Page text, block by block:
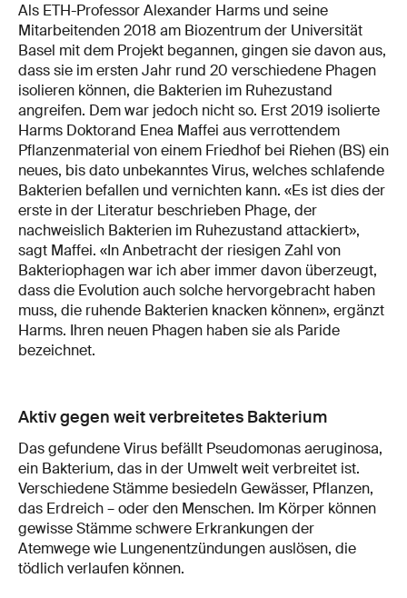
Als ETH-Professor Alexander Harms und seine
Mitarbeitenden 2018 am Biozentrum der Universität
Basel mit dem Projekt begannen, gingen sie davon aus,
dass sie im ersten Jahr rund 20 verschiedene Phagen
isolieren können, die Bakterien im Ruhezustand
angreifen. Dem war jedoch nicht so. Erst 2019 isolierte
Harms Doktorand Enea Maffei aus verrottendem
Pflanzenmaterial von einem Friedhof bei Riehen (BS) ein
neues, bis dato unbekanntes Virus, welches schlafende
Bakterien befallen und vernichten kann. «Es ist dies der
erste in der Literatur beschrieben Phage, der
nachweislich Bakterien im Ruhezustand attackiert»,
sagt Maffei. «In Anbetracht der riesigen Zahl von
Bakteriophagen war ich aber immer davon überzeugt,
dass die Evolution auch solche hervorgebracht haben
muss, die ruhende Bakterien knacken können», ergänzt
Harms. Ihren neuen Phagen haben sie als Paride
bezeichnet.
Aktiv gegen weit verbreitetes Bakterium
Das gefundene Virus befällt Pseudomonas aeruginosa,
ein Bakterium, das in der Umwelt weit verbreitet ist.
Verschiedene Stämme besiedeln Gewässer, Pflanzen,
das Erdreich – oder den Menschen. Im Körper können
gewisse Stämme schwere Erkrankungen der
Atemwege wie Lungenentzündungen auslösen, die
tödlich verlaufen können.